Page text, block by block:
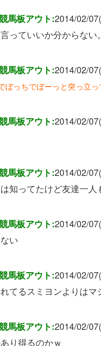
馬板アウト:2014/02/
っていいか分からない。
馬板アウト:2014/02/
ぼっちでぼーっと突っ立
馬板アウト:2014/02/
馬板アウト:2014/02/
知ってたけど友達一人
馬板アウト:2014/02/
い
馬板アウト:2014/02/
てるスミヨンよりはマ
馬板アウト:2014/02/
り得るのかｗ